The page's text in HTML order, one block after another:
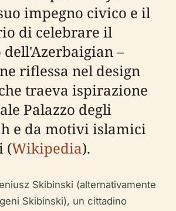
impegno civico e il
di celebrare il
–
riflessa nel design
traeva ispirazione
Palazzo degli
e da motivi islamici
(Wikipedia).
Skibinski (alternativamente
Skibinski), un cittadino